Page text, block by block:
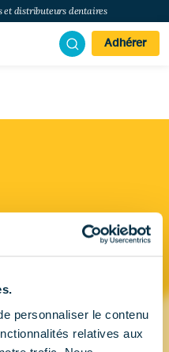
personnaliser le contenu
relatives aux
et distributeurs dentaires
Adhérer